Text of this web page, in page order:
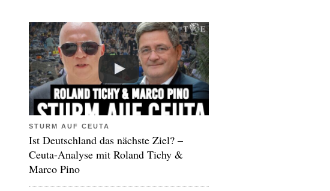
STURM AUF CEUTA
Ist Deutschland das nächste Ziel? –
Ceuta-Analyse mit Roland Tichy &
Marco Pino